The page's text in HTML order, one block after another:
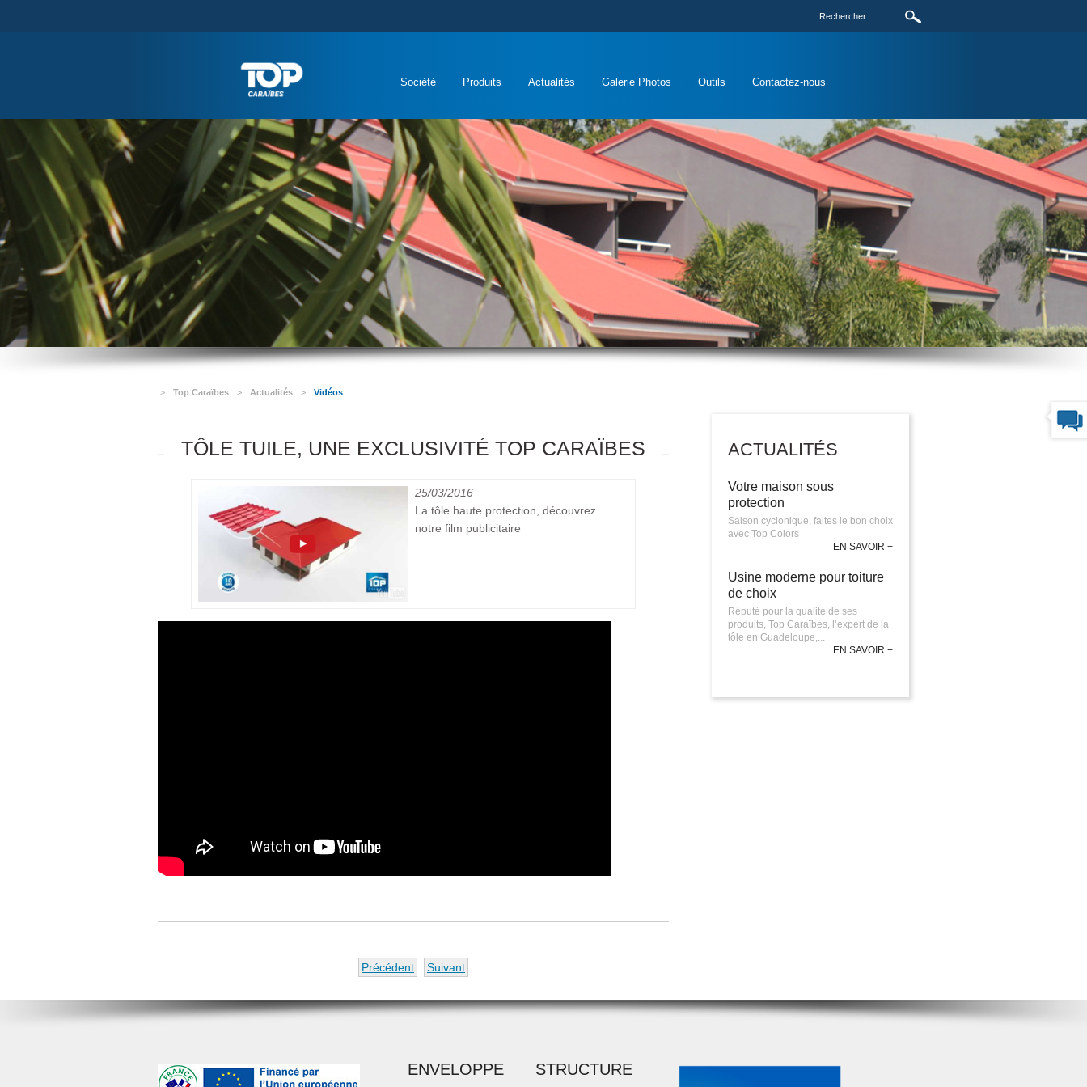
Société Produits Actualités Galerie Photos Outils Contactez-nous
> Top Caraïbes > Actualités > Vidéos
TÔLE TUILE, UNE EXCLUSIVITÉ TOP CARAÏBES
25/03/2016
La tôle haute protection, découvrez
notre film publicitaire
Précédent Suivant
ACTUALITÉS
Votre maison sous
protection
Saison cyclonique, faites le bon choix
avec Top Colors
EN SAVOIR +
Usine moderne pour toiture
de choix
Réputé pour la qualité de ses
produits, Top Caraïbes, l’expert de la
tôle en Guadeloupe,...
EN SAVOIR +
ENVELOPPE STRUCTURE